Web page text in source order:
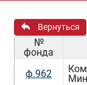
Вернуться
№
фонда
ф.962